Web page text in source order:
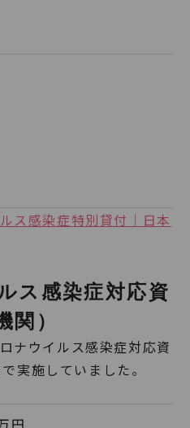
ス感染症特別貸付｜日本
ス感染症対応資
関）
ナウイルス感染症対応資
実施していました。
円